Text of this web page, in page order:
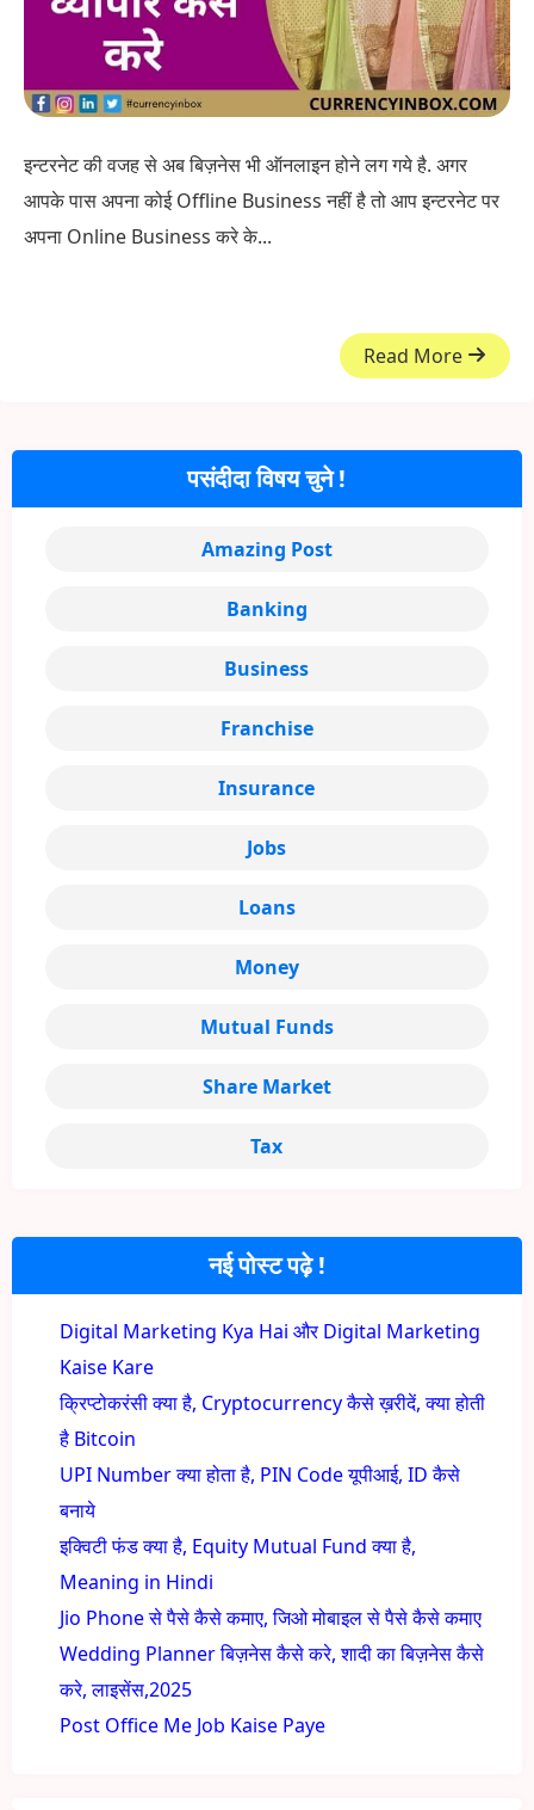
इन्टरनेट की वजह से अब बिज़नेस भी ऑनलाइन होने लग गये है. अगर
आपके पास अपना कोई Offline Business नहीं है तो आप इन्टरनेट पर
अपना Online Business करे के...
Read More
नई पोस्ट पढ़े !
Digital Marketing Kya Hai और Digital Marketing
Kaise Kare
क्रिप्टोकरंसी क्या है, Cryptocurrency कैसे ख़रीदें, क्या होती
है Bitcoin
UPI Number क्या होता है, PIN Code यूपीआई, ID कैसे
बनाये
इक्विटी फंड क्या है, Equity Mutual Fund क्या है,
Meaning in Hindi
Jio Phone से पैसे कैसे कमाए, जिओ मोबाइल से पैसे कैसे कमाए
Wedding Planner बिज़नेस कैसे करे, शादी का बिज़नेस कैसे
करे, लाइसेंस,2025
Post Office Me Job Kaise Paye
पसंदीदा विषय चुने !
Amazing Post
Banking
Business
Franchise
Insurance
Jobs
Loans
Money
Mutual Funds
Share Market
Tax